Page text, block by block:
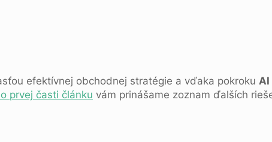
efektívnej obchodnej stratégie a vďaka pokroku AI
prvej časti článku vám prinášame zoznam ďalších